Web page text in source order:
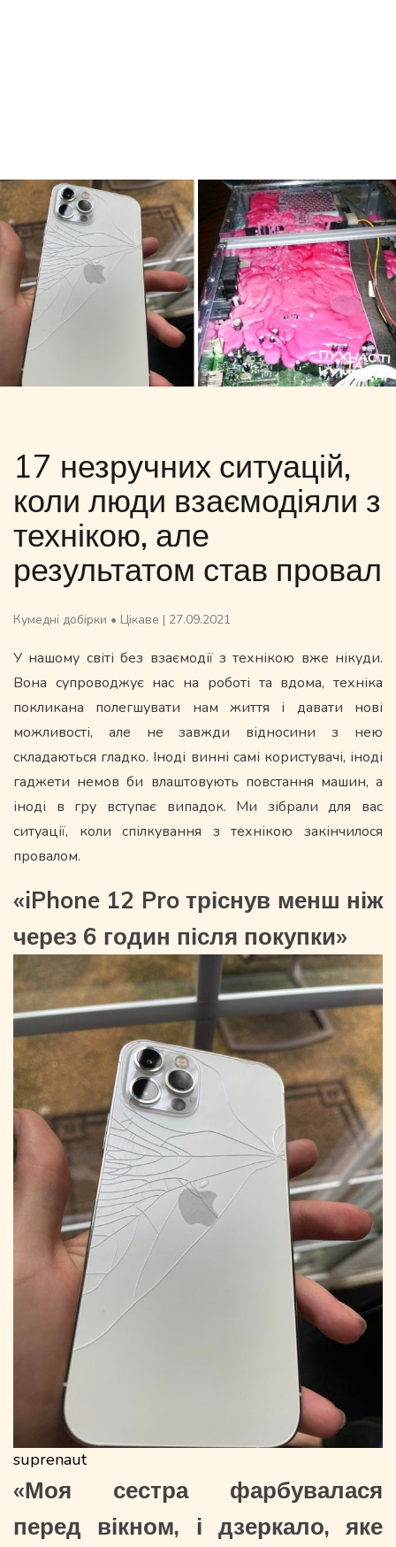
17 незручних ситуацій,
коли люди взаємодіяли з
технікою, але
результатом став провал
Кумедні добірки • Цікаве | 27.09.2021
У нашому світі без взаємодії з технікою вже нікуди.
Вона супроводжує нас на роботі та вдома, техніка
покликана полегшувати нам життя і давати нові
можливості, але не завжди відносини з нею
складаються гладко. Іноді винні самі користувачі, іноді
гаджети немов би влаштовують повстання машин, а
іноді в гру вступає випадок. Ми зібрали для вас
ситуації, коли спілкування з технікою закінчилося
провалом.
«iPhone 12 Pro тріснув менш ніж
через 6 годин після покупки»
suprenaut
«Моя сестра фарбувалася
перед вікном, і дзеркало, яке